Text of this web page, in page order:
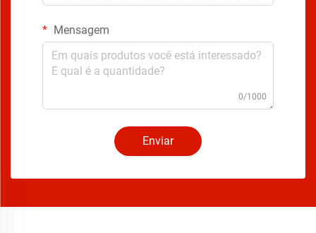
Mensagem
0/1000
Enviar